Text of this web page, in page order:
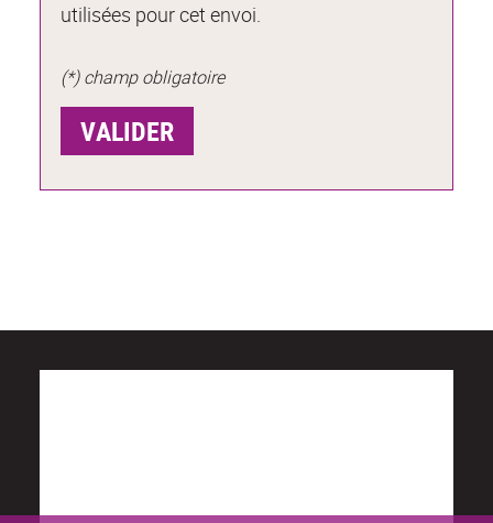
utilisées pour cet envoi.
(*) champ obligatoire